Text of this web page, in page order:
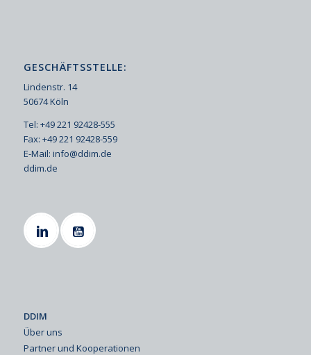
GESCHÄFTSSTELLE:
Lindenstr. 14
50674 Köln
Tel: +49 221 92428-555
Fax: +49 221 92428-559
E-Mail: info@ddim.de
ddim.de
DDIM
Über uns
Partner und Kooperationen